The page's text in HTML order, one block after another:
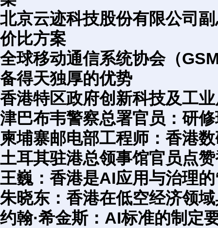
北京云迹科技股份有限公司
价比方案
全球移动通信系统协会（
备得天独厚的优势
香港特区政府创新科技及工
津巴布韦警察总署官员：研
柬埔寨邮电部工程师：香港
土耳其驻港总领事馆官员点
王巍：香港是AI应用与治理
朱晓东：香港在低空经济领
约翰·希金斯：AI标准的制定